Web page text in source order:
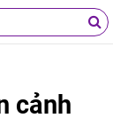
cảnh